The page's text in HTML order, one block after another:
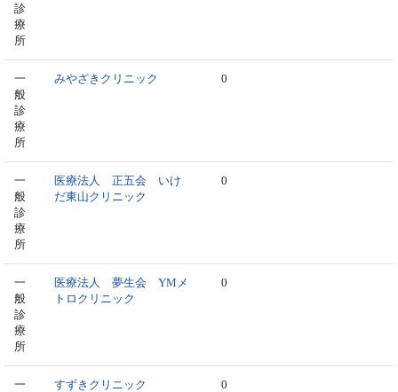
診
療
所
一
般
診
療
所
みやざきクリニック 0
一
般
診
療
所
医療法人 正五会 いけ
だ東山クリニック
0
一
般
診
療
所
医療法人 夢生会 YMメ
トロクリニック
0
一
すずきクリニック 0